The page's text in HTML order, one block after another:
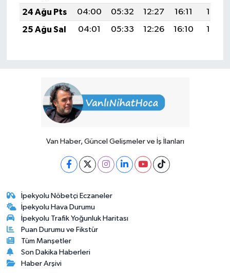
24 Ağu Pts
04:00 05:32 12:27 16:11
19:12
25 Ağu Sal
04:01 05:33 12:26 16:10 19:10
Van Haber, Güncel Gelişmeler ve İş İlanları
İpekyolu Nöbetçi Eczaneler
İpekyolu Hava Durumu
İpekyolu Trafik Yoğunluk Haritası
Puan Durumu ve Fikstür
Tüm Manşetler
Son Dakika Haberleri
Haber Arşivi